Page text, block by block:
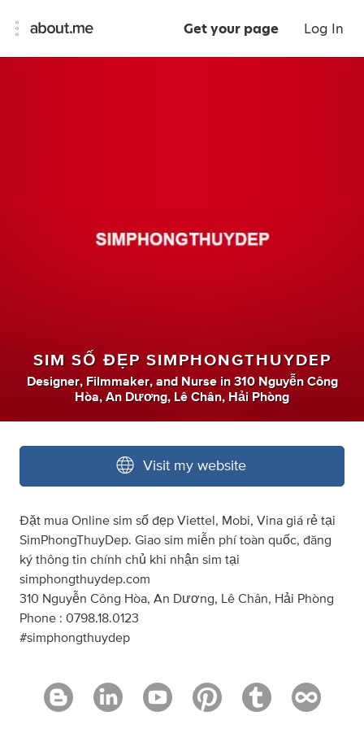
Get your page Log In
SIM SỐ ĐẸP SIMPHONGTHUYDEP
Designer, Filmmaker, and Nurse in310 Nguyễn Công
Hòa, An Dương, Lê Chân, Hải Phòng
Visit my website
Đặt mua Online sim số đẹp Viettel, Mobi, Vina giá rẻ tại
SimPhongThuyDep. Giao sim miễn phí toàn quốc, đăng
ký thông tin chính chủ khi nhận sim tại
simphongthuydep.com
310 Nguyễn Công Hòa, An Dương, Lê Chân, Hải Phòng
Phone : 0798.18.0123
#simphongthuydep